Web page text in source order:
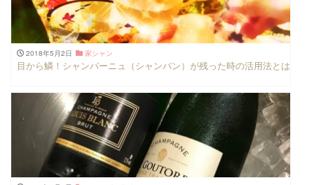
2018年5月2日 家シャン
目から鱗！シャンパーニュ（シャンパン）が残った時の活用法とは